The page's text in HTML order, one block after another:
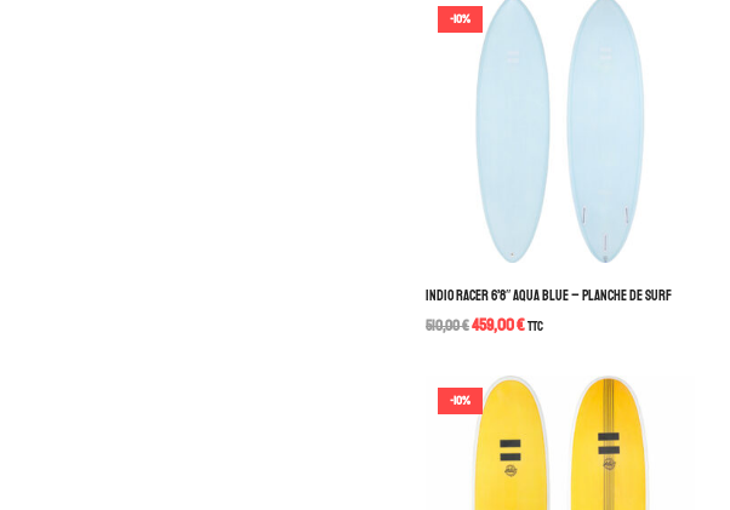
-10%
INDIO RACER 6’8″ AQUA BLUE – PLANCHE DE SURF
510,00€459,00€TTC
-10%